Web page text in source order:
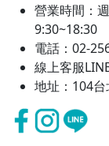
營業時間：
9:30~18:30
電話：02-
線上客服
地址：104